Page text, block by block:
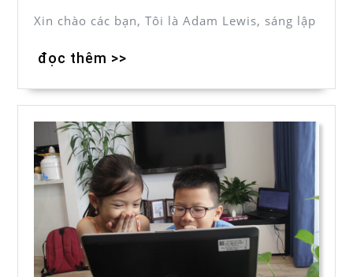
Xin chào các bạn, Tôi là Adam Lewis, sáng lập
đọc thêm >>